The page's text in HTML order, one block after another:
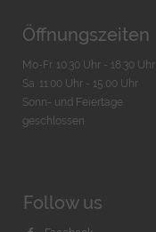
Öffnungszeiten
Mo-Fr. 10:30 Uhr - 18:30 Uhr
Sa. 11:00 Uhr - 15.00 Uhr
Sonn- und Feiertage
geschlossen
Follow us